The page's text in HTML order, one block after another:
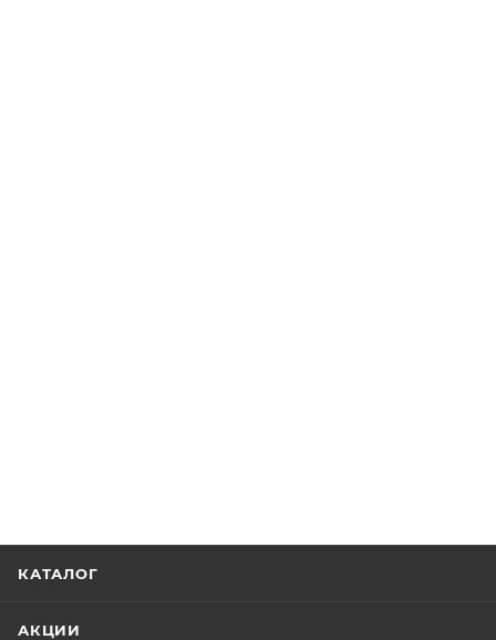
КАТАЛОГ
АКЦИИ